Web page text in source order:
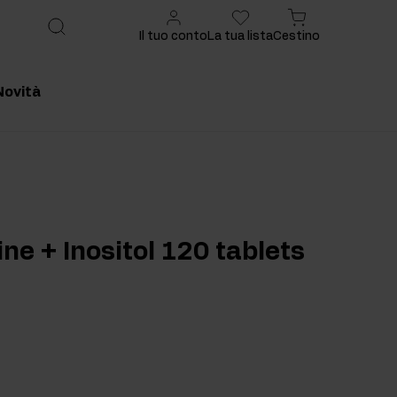
Il tuo conto La tua listaCestino
+ Inositol 120 tablets